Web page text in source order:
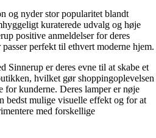
og nyder stor popularitet blandt
kuraterede udvalg og høje
positive anmeldelser for deres
perfekt til ethvert moderne hjem.
Sinnerup er deres evne til at skabe et
hvilket gør shoppingoplevelsen
for kunderne. Deres lamper er nøje
bedst mulige visuelle effekt og for at
med forskellige